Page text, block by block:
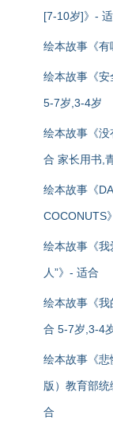
[7-10岁]》-
绘本故事《
绘本故事《
5-7岁,3-4岁
绘本故事《
合 家长用书,
绘本故事《
COCONUTS
绘本故事《我
人”》- 适合
绘本故事《
合 5-7岁,3-4
绘本故事《
版）教育部
合